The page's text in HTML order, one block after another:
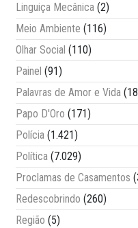
Linguiça Mecânica (2)
Meio Ambiente (116)
Olhar Social (110)
Painel (91)
Palavras de Amor e Vida
Papo D'Oro (171)
Polícia (1.421)
Política (7.029)
Proclamas de Casamentos
Redescobrindo (260)
Região (5)